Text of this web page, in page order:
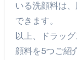
いる洗顔料は
できます。
以上、ドラッ
顔料を5つご紹